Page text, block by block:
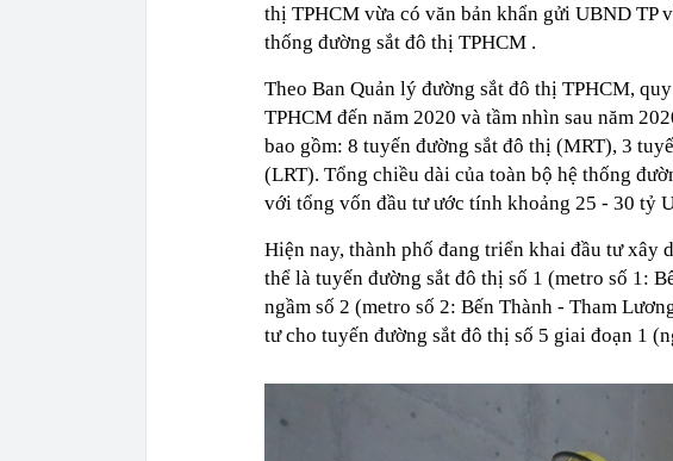
07:53
Hà Nội giao hơn 6,2ha đất đợt 2
YeaH1 giải thể một công ty con
thị TPHCM vừa có văn bản khẩn gửi UBND TP
thống đường sắt đô thị TPHCM .
Theo Ban Quản lý đường sắt đô thị TPHCM,
TPHCM đến năm 2020 và tầm nhìn sau năm
bao gồm: 8 tuyến đường sắt đô thị (MRT), 3
(LRT). Tổng chiều dài của toàn bộ hệ thống
với tổng vốn đầu tư ước tính khoảng 25 - 30 tỷ
Hiện nay, thành phố đang triển khai đầu tư xây
thể là tuyến đường sắt đô thị số 1 (metro số 1:
ngầm số 2 (metro số 2: Bến Thành - Tham
tư cho tuyến đường sắt đô thị số 5 giai đoạn 1